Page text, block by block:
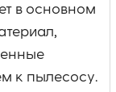
в основном
к пылесосу.